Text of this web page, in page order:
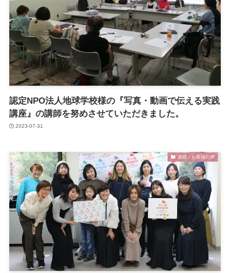
認定NPO法人地球学校様の『写真・動画で伝える実践
講座』の講師を努めさせていただきました。
2023-07-31
実績・お客様の声